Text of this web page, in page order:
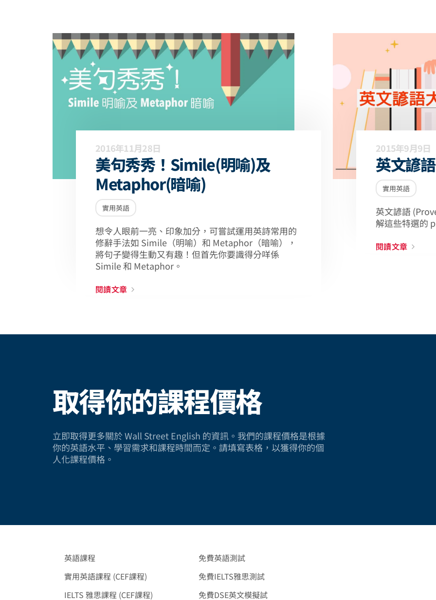
2016年11月28日
美句秀秀！Simile(明喻)及
Metaphor(暗喻)
實用英語
想令人眼前一亮、印象加分，可嘗試運用英詩常用的
修辭手法如 Simile（明喻）和 Metaphor（暗喻），
將句子變得生動又有趣！但首先你要識得分咩係
Simile 和 Metaphor。
閱讀文章
2015年9月9日
英文諺
實用英語
英文諺語
解這些特選的
閱讀文章
取得你的課程價格
立即取得更多關於 Wall Street English 的資訊。我們的課程價格是根據
你的英語水平、學習需求和課程時間而定。請填寫表格，以獲得你的個
人化課程價格。
英語課程
實用英語課程 (CEF課程)
IELTS 雅思課程 (CEF課程)
免費英語測試
免費IELTS雅思測試
免費DSE英文模擬試